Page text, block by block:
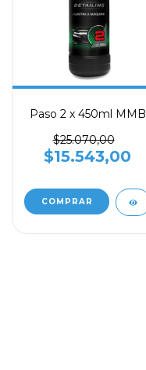
Paso 2 x 450ml MMB
$25.070,00
$15.543,00